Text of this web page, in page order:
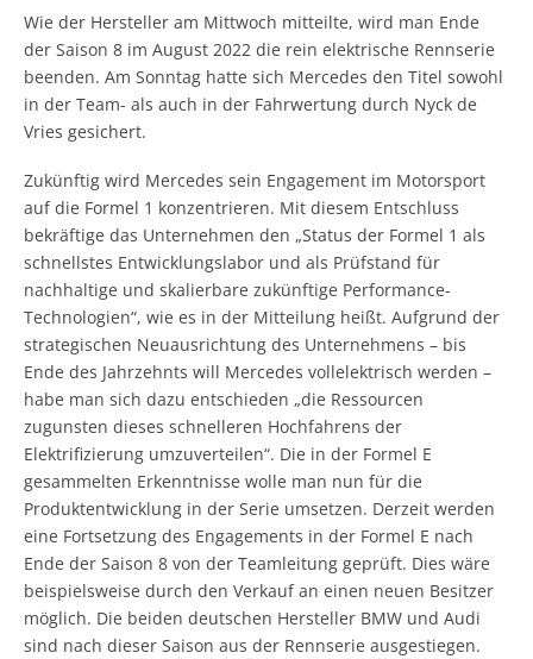
Wie der Hersteller am Mittwoch mitteilte, wird man Ende
der Saison 8 im August 2022 die rein elektrische Rennserie
beenden. Am Sonntag hatte sich Mercedes den Titel sowohl
in der Team- als auch in der Fahrwertung durch Nyck de
Vries gesichert.
Zukünftig wird Mercedes sein Engagement im Motorsport
auf die Formel 1 konzentrieren. Mit diesem Entschluss
bekräftige das Unternehmen den „Status der Formel 1 als
schnellstes Entwicklungslabor und als Prüfstand für
nachhaltige und skalierbare zukünftige Performance-
Technologien“, wie es in der Mitteilung heißt. Aufgrund der
strategischen Neuausrichtung des Unternehmens – bis
Ende des Jahrzehnts will Mercedes vollelektrisch werden –
habe man sich dazu entschieden „die Ressourcen
zugunsten dieses schnelleren Hochfahrens der
Elektrifizierung umzuverteilen“. Die in der Formel E
gesammelten Erkenntnisse wolle man nun für die
Produktentwicklung in der Serie umsetzen. Derzeit werden
eine Fortsetzung des Engagements in der Formel E nach
Ende der Saison 8 von der Teamleitung geprüft. Dies wäre
beispielsweise durch den Verkauf an einen neuen Besitzer
möglich. Die beiden deutschen Hersteller BMW und Audi
sind nach dieser Saison aus der Rennserie ausgestiegen.